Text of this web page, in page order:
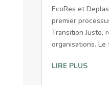
EcoRes et
premier
Transition Juste,
organisations. Le
LIRE PLUS